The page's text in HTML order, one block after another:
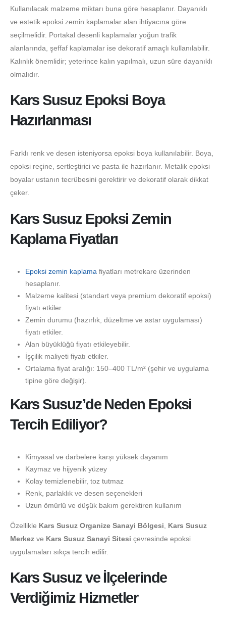
Kullanılacak malzeme miktarı buna göre hesaplanır. Dayanıklı
ve estetik epoksi zemin kaplamalar alan ihtiyacına göre
seçilmelidir. Portakal desenli kaplamalar yoğun trafik
alanlarında, şeffaf kaplamalar ise dekoratif amaçlı kullanılabilir.
Kalınlık önemlidir; yeterince kalın yapılmalı, uzun süre dayanıklı
olmalıdır.
Kars Susuz Epoksi Boya
Hazırlanması
Farklı renk ve desen isteniyorsa epoksi boya kullanılabilir. Boya,
epoksi reçine, sertleştirici ve pasta ile hazırlanır. Metalik epoksi
boyalar ustanın tecrübesini gerektirir ve dekoratif olarak dikkat
çeker.
Kars Susuz Epoksi Zemin
Kaplama Fiyatları
Epoksi zemin kaplama fiyatları metrekare üzerinden
hesaplanır.
Malzeme kalitesi (standart veya premium dekoratif epoksi)
fiyatı etkiler.
Zemin durumu (hazırlık, düzeltme ve astar uygulaması)
fiyatı etkiler.
Alan büyüklüğü fiyatı etkileyebilir.
İşçilik maliyeti fiyatı etkiler.
Ortalama fiyat aralığı: 150–400 TL/m² (şehir ve uygulama
tipine göre değişir).
Kars Susuz’de Neden Epoksi
Tercih Ediliyor?
Kimyasal ve darbelere karşı yüksek dayanım
Kaymaz ve hijyenik yüzey
Kolay temizlenebilir, toz tutmaz
Renk, parlaklık ve desen seçenekleri
Uzun ömürlü ve düşük bakım gerektiren kullanım
Özellikle Kars Susuz Organize Sanayi Bölgesi
Kars Susuz
Merkez ve Kars Susuz Sanayi Sitesi çevresinde epoksi
uygulamaları sıkça tercih edilir.
Kars Susuz ve İlçelerinde
Verdiğimiz Hizmetler